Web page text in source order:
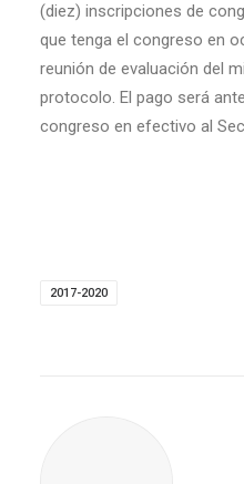
(diez) inscripciones de
que tenga el congreso en
reunión de evaluación del
protocolo. El pago será
congreso en efectivo al
2017-2020